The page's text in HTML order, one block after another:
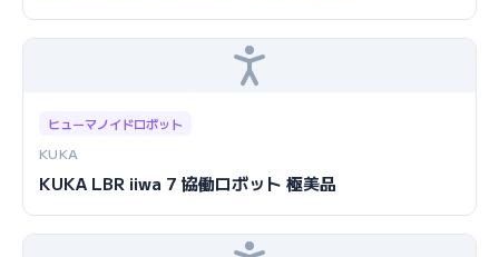
ヒューマノイドロボット
KUKA
KUKA LBR iiwa 7 協働ロボット 極美品